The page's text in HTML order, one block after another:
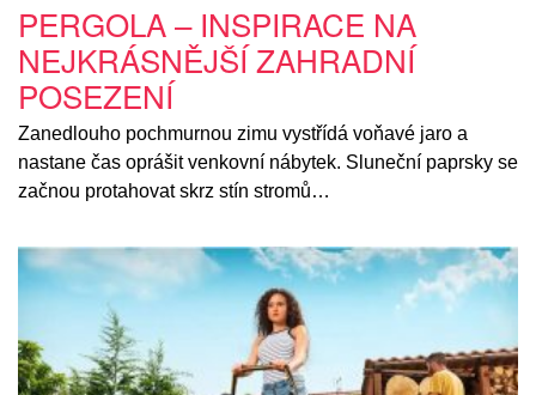
PERGOLA – INSPIRACE NA
NEJKRÁSNĚJŠÍ ZAHRADNÍ
POSEZENÍ
Zanedlouho pochmurnou zimu vystřídá voňavé jaro a
nastane čas oprášit venkovní nábytek. Sluneční paprsky se
začnou protahovat skrz stín stromů…